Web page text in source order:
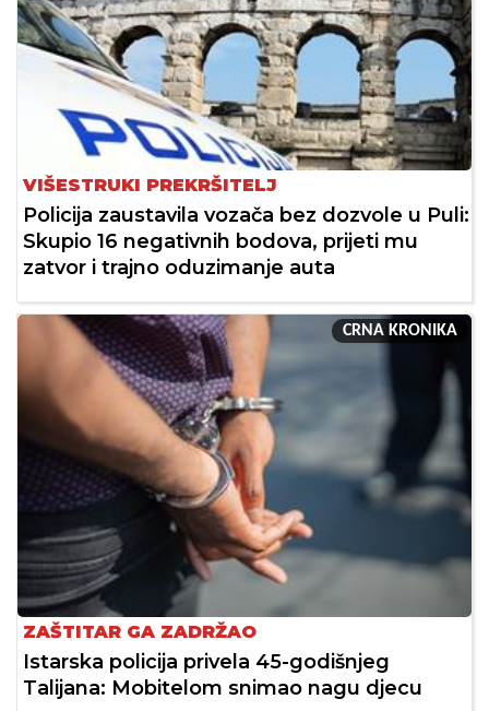
VIŠESTRUKI PREKRŠITELJ
Policija zaustavila vozača bez dozvole u Puli:
Skupio 16 negativnih bodova, prijeti mu
zatvor i trajno oduzimanje auta
CRNA KRONIKA
ZAŠTITAR GA ZADRŽAO
Istarska policija privela 45-godišnjeg
Talijana: Mobitelom snimao nagu djecu